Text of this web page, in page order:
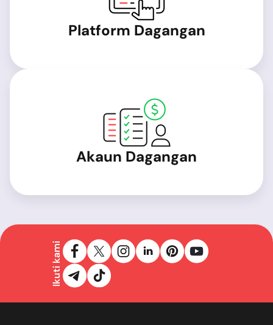
Platform Dagangan
Akaun Dagangan
Ikuti kami